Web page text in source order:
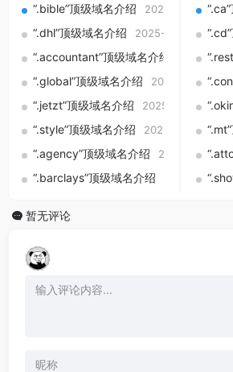
“.bible”顶级域名介绍 2025-09-01
“.dhl”顶级域名介绍 2025-09-01
“.accountant”顶级域名介绍 2025-09-
“.global”顶级域名介绍 2025-09-01
“.jetzt”顶级域名介绍 2025-09-01
“.style”顶级域名介绍 2025-09-01
“.agency”顶级域名介绍 2025-09-01
“.barclays”顶级域名介绍 2025-09-01
暂无评论